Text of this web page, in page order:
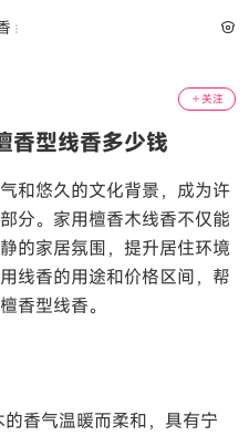
关注
香型线香多少钱
和悠久的文化背景，成为许
分。家用檀香木线香不仅能
的家居氛围，提升居住环境
线香的用途和价格区间，帮
香型线香。
香气温暖而柔和，具有宁